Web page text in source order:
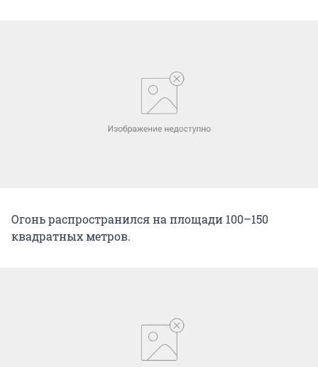
Огонь распространился на площади 100–150
квадратных метров.